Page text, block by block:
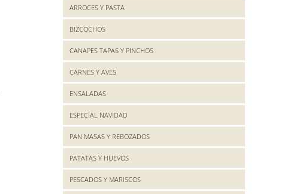
ARROCES Y PASTA
BIZCOCHOS
CANAPES TAPAS Y PINCHOS
CARNES Y AVES
ENSALADAS
ESPECIAL NAVIDAD
PAN MASAS Y REBOZADOS
PATATAS Y HUEVOS
PESCADOS Y MARISCOS